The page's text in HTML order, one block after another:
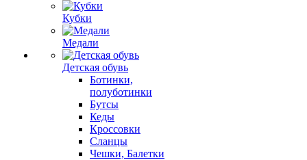
Кубки
Медали
Детская обувь
Ботинки,
полуботинки
Бутсы
Кеды
Кроссовки
Сланцы
Чешки, Балетки